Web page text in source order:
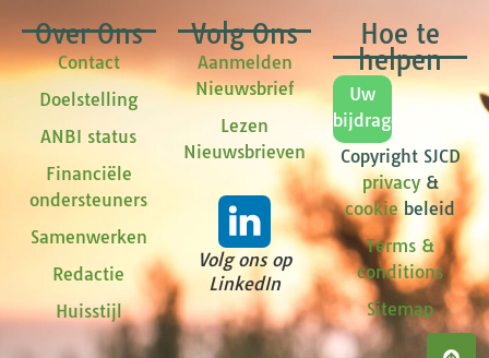
Over Ons
Contact
Doelstelling
ANBI status
Financiële
ondersteuners
Samenwerken
Redactie
Huisstijl
Volg Ons
Aanmelden
Nieuwsbrief
Lezen
Nieuwsbrieven
Volg ons op
LinkedIn
Hoe te
helpen
Uw
bijdrage
Copyright SJCD
privacy&
cookiebeleid
Terms &
conditions
Sitemap